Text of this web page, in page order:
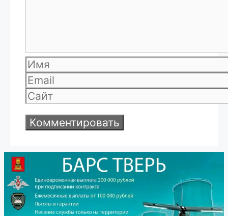
Имя
Email
Сайт